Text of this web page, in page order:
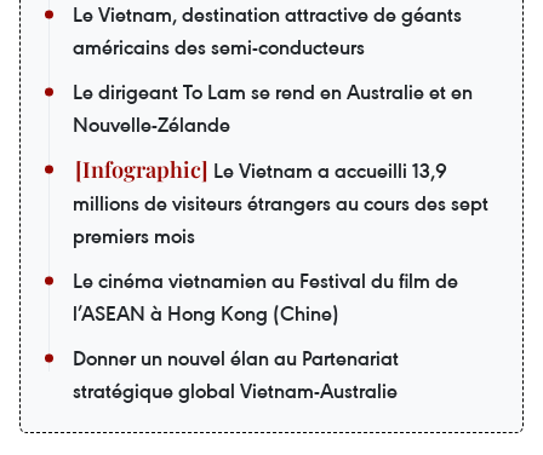
Le Vietnam, destination attractive de géants
américains des semi-conducteurs
Le dirigeant To Lam se rend en Australie et en
Nouvelle-Zélande
Le Vietnam a accueilli 13,9
millions de visiteurs étrangers au cours des sept
premiers mois
Le cinéma vietnamien au Festival du film de
l’ASEAN à Hong Kong (Chine)
Donner un nouvel élan au Partenariat
stratégique global Vietnam-Australie